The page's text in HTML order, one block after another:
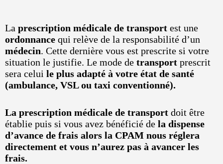
La prescription médicale de transport est une
ordonnance qui relève de la responsabilité d’un
médecin. Cette dernière vous est prescrite si votre
situation le justifie. Le mode de transport prescrit
sera celui le plus adapté à votre état de santé
(ambulance, VSL ou taxi conventionné).
La prescription médicale de transport doit être
établie puis si vous avez bénéficié de la dispense
d’avance de frais alors la CPAM nous réglera
directement et vous n’aurez pas à avancer les
frais.